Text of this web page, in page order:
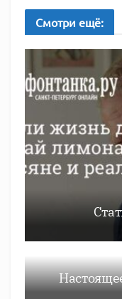
Смотри ещё: